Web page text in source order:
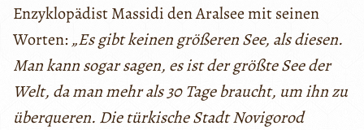
Enzyklopädist Massidi den Aralsee mit seinen
Worten: „Es gibt keinen größeren See, als diesen.
Man kann sogar sagen, es ist der größte See der
Welt, da man mehr als 30 Tage braucht, um ihn zu
überqueren. Die türkische Stadt Novigorod